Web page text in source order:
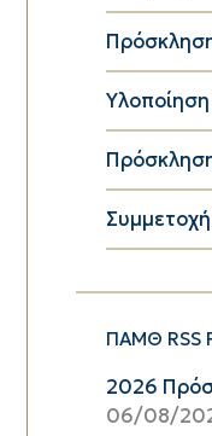
ΠΑΜΘ RSS
2026
06/08/